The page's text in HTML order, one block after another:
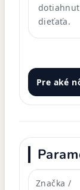
dieťaťa.
Pre aké
Značka /